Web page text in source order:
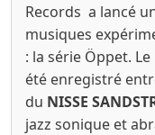
Records a lancé
musiques
: la série Öppet.
été enregistré
du NISSE
jazz sonique et